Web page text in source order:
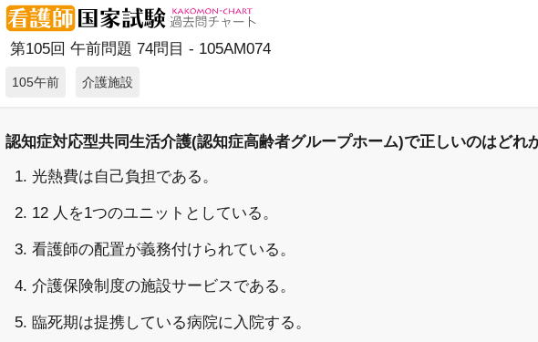
第105回 午前問題 74問目 - 105AM074
105午前 介護施設
認知症対応型共同生活介護(認知症高齢者グループホーム)で正しいのはどれ
1. 光熱費は自己負担である。
2. 12 人を1つのユニットとしている。
3. 看護師の配置が義務付けられている。
4. 介護保険制度の施設サービスである。
5. 臨死期は提携している病院に入院する。